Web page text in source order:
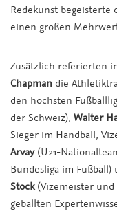
Redekunst
einen großen
Zusätzlich referierten
Chapman die
den höchsten
der Schweiz), Walter
Sieger im Handball,
Arvay(U21-
Bundesliga im
Stock(Vizemeister und
geballten